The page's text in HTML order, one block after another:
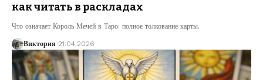
как читать в раскладах
Что означает Король Мечей в Таро: полное толкование карты.
Виктория 21.04.2026